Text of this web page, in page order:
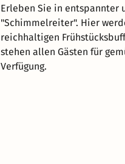
Erleben Sie in entspannter
"Schimmelreiter". Hier
reichhaltigen
stehen allen Gästen für
Verfügung.